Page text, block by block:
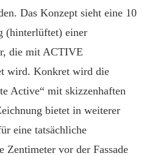
Das Konzept sieht eine 10
(hinterlüftet) einer
die mit ACTIVE
wird. Konkret wird die
Active“ mit skizzenhaften
bietet in weiterer
eine tatsächliche
Zentimeter vor der Fassade